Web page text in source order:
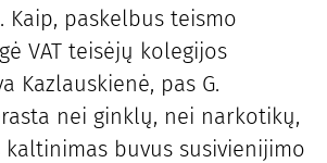
Kaip, paskelbus teismo
VAT teisėjų kolegijos
Kazlauskienė, pas G.
nei ginklų, nei narkotikų,
kaltinimas buvus susivienijimo